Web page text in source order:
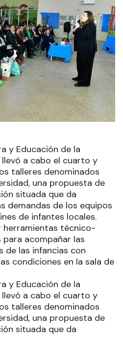
y Educación de la
a cabo el cuarto y
talleres denominados
una propuesta de
situada que da
demandas de los equipos
de infantes locales.
herramientas técnico-
acompañar las
de las infancias con
condiciones en la sala de
y Educación de la
a cabo el cuarto y
talleres denominados
una propuesta de
situada que da